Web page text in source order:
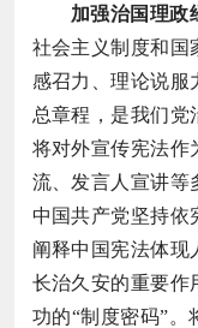
加强治国理政
社会主义制度和国
感召力、理论说服
总章程，是我们党
将对外宣传宪法作
流、发言人宣讲等
中国共产党坚持依
阐释中国宪法体现
长治久安的重要作
功的“制度密码”。